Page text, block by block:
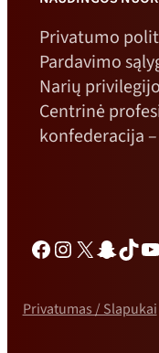
Privatumo
Pardavimo
Narių
Centrinė
konfederacija –
Privatumas / Slapukai
Facebook
Instagramas
X